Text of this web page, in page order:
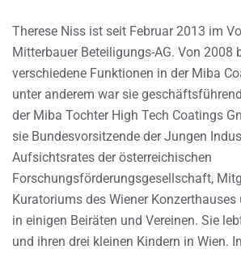
Therese Niss ist seit Februar 2013 im
Mitterbauer Beteiligungs-AG. Von 2008
verschiedene Funktionen in der Miba
unter anderem war sie
der Miba Tochter High Tech Coatings
sie Bundesvorsitzende der Jungen
Aufsichtsrates der österreichischen
Forschungsförderungsgesellschaft,
Kuratoriums des Wiener
in einigen Beiräten und Vereinen. Sie
und ihren drei kleinen Kindern in Wien.